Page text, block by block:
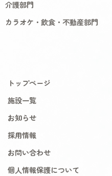
介護部門
カラオケ・飲食・不動産部門
トップページ
施設一覧
お知らせ
採用情報
お問い合わせ
個人情報保護について